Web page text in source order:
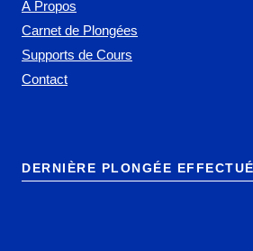
À Propos
Carnet de Plongées
Supports de Cours
Contact
DERNIÈRE PLONGÉE